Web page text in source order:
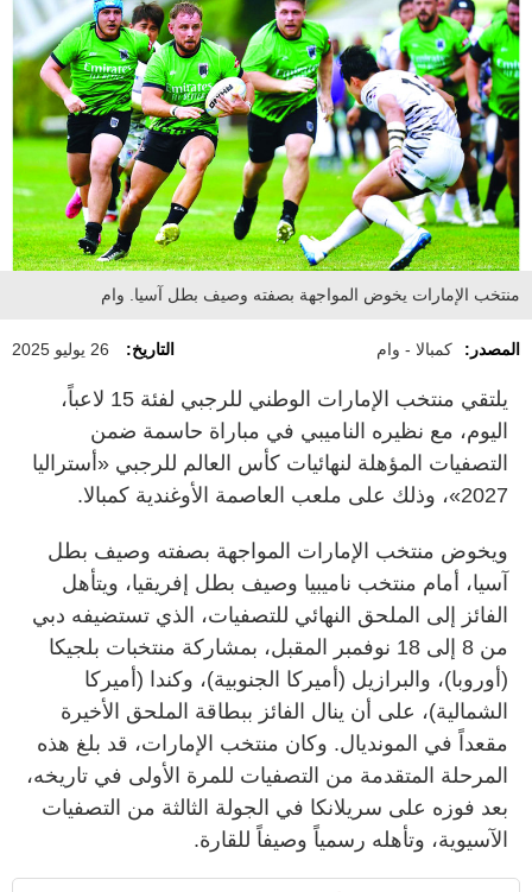
منتخب الإمارات يخوض المواجهة بصفته وصيف بطل آسيا. وام
المصدر: كمبالا - وام التاريخ: 26 يوليو 2025
يلتقي منتخب الإمارات الوطني للرجبي لفئة 15 لاعباً،
اليوم، مع نظيره الناميبي في مباراة حاسمة ضمن
التصفيات المؤهلة لنهائيات كأس العالم للرجبي «أستراليا
2027»، وذلك على ملعب العاصمة الأوغندية كمبالا.
ويخوض منتخب الإمارات المواجهة بصفته وصيف بطل
آسيا، أمام منتخب ناميبيا وصيف بطل إفريقيا، ويتأهل
الفائز إلى الملحق النهائي للتصفيات، الذي تستضيفه دبي
من 8 إلى 18 نوفمبر المقبل، بمشاركة منتخبات بلجيكا
(أوروبا)، والبرازيل (أميركا الجنوبية)، وكندا (أميركا
الشمالية)، على أن ينال الفائز ببطاقة الملحق الأخيرة
مقعداً في المونديال. وكان منتخب الإمارات، قد بلغ هذه
المرحلة المتقدمة من التصفيات للمرة الأولى في تاريخه،
بعد فوزه على سريلانكا في الجولة الثالثة من التصفيات
الآسيوية، وتأهله رسمياً وصيفاً للقارة.